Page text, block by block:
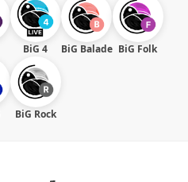
BiG 4 BiG Balade BiG Folk
BiG Rock